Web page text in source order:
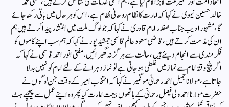
خالدحسین نیموی نے کہاکہ امارت کا نظام روحانی نظام ہے،اس کو ہرحال میں باقی رکھا جائے
گا،مشہور ادیب جناب صفدر امام قادری نے کہاکہ جو لوگ ملت میں انتشار پیدا کرتے ہیں ہم
ان کی مذمت کرتے ہیں، قاضی سعود عالم قاسمی جمشید پور نے کہاکہ ہم سب اپنے کاموں کو
فکر مندی سے انجام دیئے ہیں، حالت سے ہرگز نہ گھبرائیں، مفتی انور احمد قاسمی نے کہاکہ
اگر پنچ وقتہ امام سے نماز میں غلطی ہوجاتی ہے تو نماز دہرانے کے لئے امام کو نہیں بدلا
جاتاہے، مولانا جمیل احمد رحمانی مونگیر نے کہاکہ انتخاب امیر کے وقت جن لوگوں نے
حضرت مولانا احمد ولی فیصل رحمانی کے ہاتھوں بیعت امارت کیا پھر وہ اپنے عمل سے پیچھے ہٹ